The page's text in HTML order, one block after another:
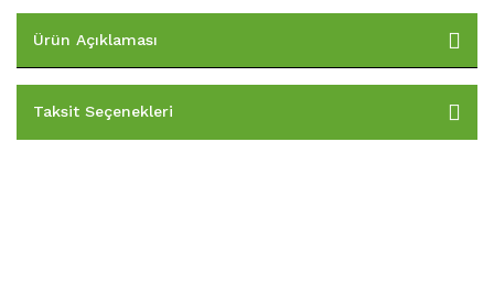
Ürün Açıklaması
Taksit Seçenekleri